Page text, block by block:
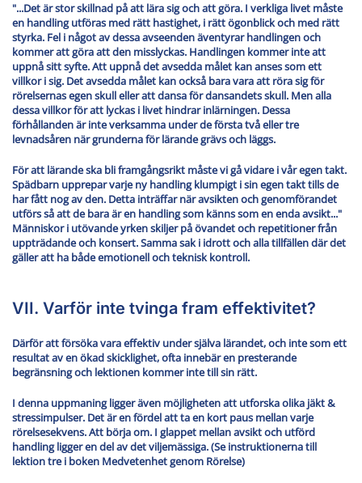
"...Det är stor skillnad på att lära sig och att göra. I verkliga livet måste
en handling utföras med rätt hastighet, i rätt ögonblick och med rätt
styrka. Fel i något av dessa avseenden äventyrar handlingen och
kommer att göra att den misslyckas. Handlingen kommer inte att
uppnå sitt syfte. Att uppnå det avsedda målet kan anses som ett
villkor i sig. Det avsedda målet kan också bara vara att röra sig för
rörelsernas egen skull eller att dansa för dansandets skull. Men alla
dessa villkor för att lyckas i livet hindrar inlärningen. Dessa
förhållanden är inte verksamma under de första två eller tre
levnadsåren när grunderna för lärande grävs och läggs.
För att lärande ska bli framgångsrikt måste vi gå vidare i vår egen takt.
Spädbarn upprepar varje ny handling klumpigt i sin egen takt tills de
har fått nog av den. Detta inträffar när avsikten och genomförandet
utförs så att de bara är en handling som känns som en enda avsikt..."
Människor i utövande yrken skiljer på övandet och repetitioner från
uppträdande och konsert. Samma sak i idrott och alla tillfällen där det
gäller att ha både emotionell och teknisk kontroll.
VII. Varför inte tvinga fram effektivitet?
Därför att försöka vara effektiv under själva lärandet, och inte som ett
resultat av en ökad skicklighet, ofta innebär en presterande
begränsning och lektionen kommer inte till sin rätt.
I denna uppmaning ligger även möjligheten att utforska olika jäkt &
stressimpulser. Det är en fördel att ta en kort paus mellan varje
rörelsesekvens. Att börja om. I glappet mellan avsikt och utförd
handling ligger en del av det viljemässiga. (Se instruktionerna till
lektion tre i boken Medvetenhet genom Rörelse)